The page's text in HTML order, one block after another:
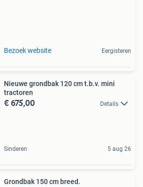
Bezoek website Eergisteren
Nieuwe grondbak 120 cm t.b.v. mini
tractoren
€ 675,00 Details
Sinderen 5 aug 26
Grondbak 150 cm breed.